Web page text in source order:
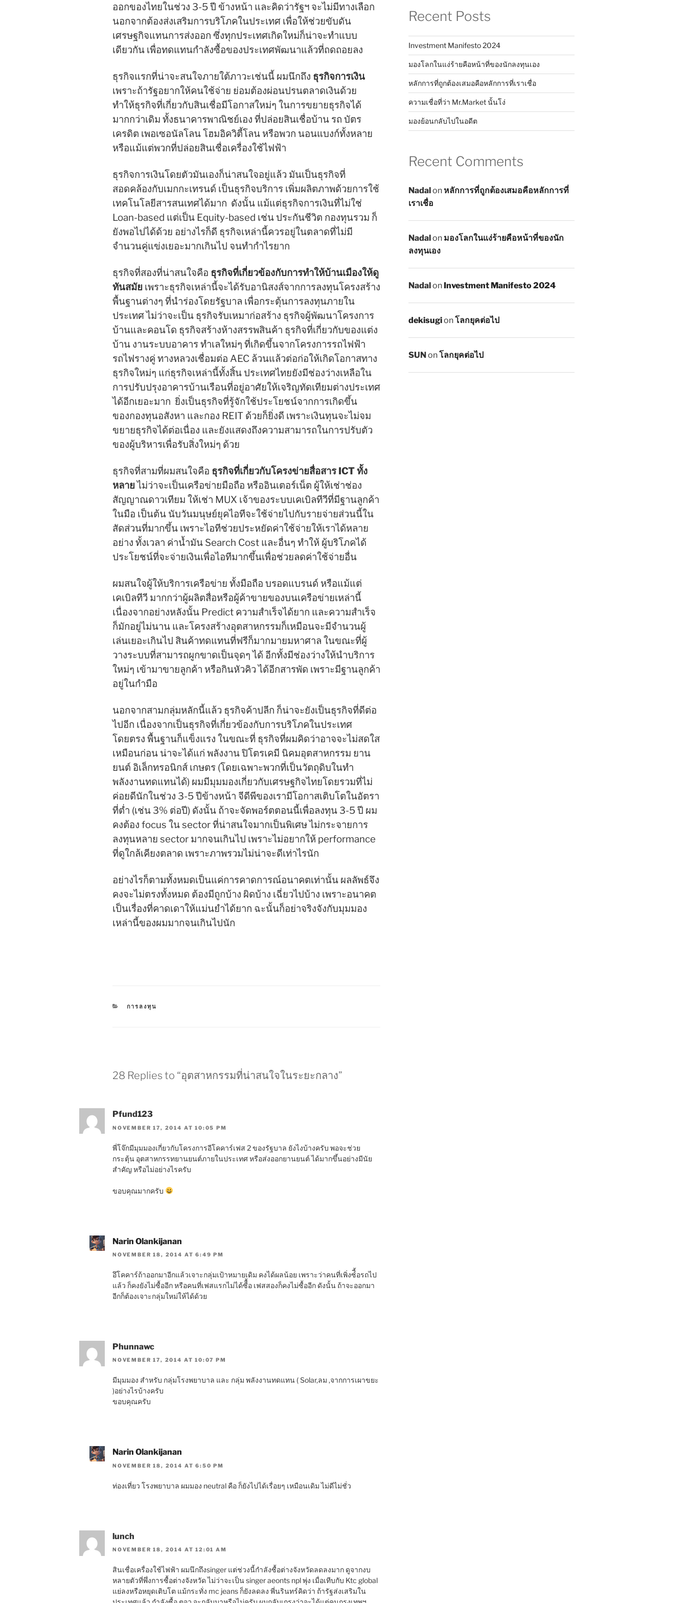
ออกของไทยในช่วง 3-5 ปี ข้างหน้า และคิดว่ารัฐฯ จะไม่มีทางเลือก
นอกจากต้องส่งเสริมการบริโภคในประเทศ เพื่อให้ช่วยขับดัน
เศรษฐกิจแทนการส่งออก ซึ่งทุกประเทศเกิดใหม่ก็น่าจะทำแบบ
เดียวกัน เพื่อทดแทนกำลังซื้อของประเทศพัฒนาแล้วที่ถดถอยลง
ธุรกิจแรกที่น่าจะสนใจภายใต้ภาวะเช่นนี้ ผมนึกถึง ธุรกิจการเงิน
เพราะถ้ารัฐอยากให้คนใช้จ่าย ย่อมต้องผ่อนปรนตลาดเงินด้วย
ทำให้ธุรกิจที่เกี่ยวกับสินเชื่อมีโอกาสใหม่ๆ ในการขยายธุรกิจได้
มากกว่าเดิม ทั้งธนาคารพาณิชย์เอง ที่ปล่อยสินเชื่อบ้าน รถ บัตร
เครดิต เพอเซอนัลโลน โฮมอิควิตี้โลน หรือพวก นอนแบงก์ทั้งหลาย
หรือแม้แต่พวกที่ปล่อยสินเชื่อเครื่องใช้ไฟฟ้า
ธุรกิจการเงินโดยตัวมันเองก็น่าสนใจอยู่แล้ว มันเป็นธุรกิจที่
สอดคล้องกับเมกกะเทรนด์ เป็นธุรกิจบริการ เพิ่มผลิตภาพด้วยการใช้
เทคโนโลยีสารสนเทศได้มาก ดังนั้น แม้แต่ธุรกิจการเงินที่ไม่ใช่
Loan-based แต่เป็น Equity-based เช่น ประกันชีวิต กองทุนรวม ก็
ยังพอไปได้ด้วย อย่างไรก็ดี ธุรกิจเหล่านี้ควรอยู่ในตลาดที่ไม่มี
จำนวนคู่แข่งเยอะมากเกินไป จนทำกำไรยาก
ธุรกิจที่สองที่น่าสนใจคือ ธุรกิจที่เกี่ยวข้องกับการทำให้บ้านเมืองให้ดู
ทันสมัย เพราะธุรกิจเหล่านี้จะได้รับอานิสงส์จากการลงทุนโครงสร้าง
พื้นฐานต่างๆ ที่นำร่องโดยรัฐบาล เพื่อกระตุ้นการลงทุนภายใน
ประเทศ ไม่ว่าจะเป็น ธุรกิจรับเหมาก่อสร้าง ธุรกิจผู้พัฒนาโครงการ
บ้านและคอนโด ธุรกิจสร้างห้างสรรพสินค้า ธุรกิจที่เกี่ยวกับของแต่ง
บ้าน งานระบบอาคาร ทำเลใหม่ๆ ที่เกิดขึ้นจากโครงการรถไฟฟ้า
รถไฟรางคู่ ทางหลวงเชื่อมต่อ AEC ล้วนแล้วต่อก่อให้เกิดโอกาสทาง
ธุรกิจใหม่ๆ แก่ธุรกิจเหล่านี้ทั้งสิ้น ประเทศไทยยังมีช่องว่างเหลือใน
การปรับปรุงอาคารบ้านเรือนที่อยู่อาศัยให้เจริญทัดเทียมต่างประเทศ
ได้อีกเยอะมาก ยิ่งเป็นธุรกิจที่รู้จักใช้ประโยชน์จากการเกิดขึ้น
ของกองทุนอสังหา และกอง REIT ด้วยก็ยิ่งดี เพราะเงินทุนจะไม่จม
ขยายธุรกิจได้ต่อเนื่อง และยังแสดงถึงความสามารถในการปรับตัว
ของผู้บริหารเพื่อรับสิ่งใหม่ๆ ด้วย
ธุรกิจที่สามที่ผมสนใจคือ ธุรกิจที่เกี่ยวกับโครงข่ายสื่อสาร ICT ทั้ง
หลายไม่ว่าจะเป็นเครือข่ายมือถือ หรืออินเตอร์เน็ต ผู้ให้เช่าช่อง
สัญญาณดาวเทียม ให้เช่า MUX เจ้าของระบบเคเบิลทีวีที่มีฐานลูกค้า
ในมือ เป็นต้น นับวันมนุษย์ยุคไอทีจะใช้จ่ายไปกับรายจ่ายส่วนนี้ใน
สัดส่วนที่มากขึ้น เพราะไอทีช่วยประหยัดค่าใช้จ่ายให้เราได้หลาย
อย่าง ทั้งเวลา ค่าน้ำมัน Search Cost และอื่นๆ ทำให้ ผู้บริโภคได้
ประโยชน์ที่จะจ่ายเงินเพื่อไอทีมากขึ้นเพื่อช่วยลดค่าใช้จ่ายอื่น
ผมสนใจผู้ให้บริการเครือข่าย ทั้งมือถือ บรอดแบรนด์ หรือแม้แต่
เคเบิลทีวี มากกว่าผู้ผลิตสื่อหรือผู้ค้าขายของบนเครือข่ายเหล่านี้
เนื่องจากอย่างหลังนั้น Predict ความสำเร็จได้ยาก และความสำเร็จ
ก็มักอยู่ไม่นาน และโครงสร้างอุตสาหกรรมก็เหมือนจะมีจำนวนผู้
เล่นเยอะเกินไป สินค้าทดแทนที่ฟรีก็มากมายมหาศาล ในขณะที่ผู้
วางระบบที่สามารถผูกขาดเป็นจุดๆ ได้ อีกทั้งมีช่องว่างให้นำบริการ
ใหม่ๆ เข้ามาขายลูกค้า หรือกินหัวคิว ได้อีกสารพัด เพราะมีฐานลูกค้า
อยู่ในกำมือ
นอกจากสามกลุ่มหลักนี้แล้ว ธุรกิจค้าปลีก ก็น่าจะยังเป็นธุรกิจที่ดีต่อ
ไปอีก เนื่องจากเป็นธุรกิจที่เกี่ยวข้องกับการบริโภคในประเทศ
โดยตรง พื้นฐานก็แข็งแรง ในขณะที่ ธุรกิจที่ผมคิดว่าอาจจะไม่สดใส
เหมือนก่อน น่าจะได้แก่ พลังงาน ปิโตรเคมี นิคมอุตสาหกรรม ยาน
ยนต์ อิเล็กทรอนิกส์ เกษตร (โดยเฉพาะพวกที่เป็นวัตถุดิบในทำ
พลังงานทดแทนได้)​ ผมมีมุมมองเกี่ยวกับเศรษฐกิจไทยโดยรวมที่ไม่
ค่อยดีนักในช่วง 3-5 ปีข้างหน้า จีดีพีของเรามีโอกาสเติบโตในอัตรา
ที่ต่ำ (เช่น 3% ต่อปี) ดังนั้น ถ้าจะจัดพอร์ตตอนนี้เพื่อลงทุน 3-5 ปี ผม
คงต้อง focus ใน sector ที่น่าสนใจมากเป็นพิเศษ ไม่กระจายการ
ลงทุนหลาย sector มากจนเกินไป เพราะไม่อยากให้ performance
ที่ดูใกล้เคียงตลาด เพราะภาพรวมไม่น่าจะดีเท่าไรนัก
อย่างไรก็ตามทั้งหมดเป็นแค่การคาดการณ์อนาคตเท่านั้น ผลลัพธ์จึง
คงจะไม่ตรงทั้งหมด ต้องมีถูกบ้าง ผิดบ้าง เฉี่ยวไปบ้าง เพราะอนาคต
เป็นเรื่องที่คาดเดาให้แม่นยำได้ยาก ฉะนั้นก็อย่าจริงจังกับมุมมอง
เหล่านี้ของผมมากจนเกินไปนัก
CATEGORIES
การลงทุน
28 Replies to “อุตสาหกรรมที่น่าสนใจในระยะกลาง”
Pfund123
NOVEMBER 17, 2014 AT 10:05 PM
พี่โจ๊กมีมุมมองเกี่ยวกับโครงการอีโคคาร์เฟส 2 ของรัฐบาล ยังไงบ้างครับ พอจะช่วย
กระตุ้น อุตสาหกรรทยานยนต์ภายในประเทศ หรือส่งออกยานยนต์ ได้มากขึ้นอย่างมีนัย
สำคัญ หรือไม่อย่างไรครับ
ขอบคุณมากครับ
Narin Olankijanan
NOVEMBER 18, 2014 AT 6:49 PM
อึโคคาร์ถ้าออกมาอีกแล้วเจาะกลุ่มเป้าหมายเดิม คงได้ผลน้อย เพราะว่าคนที่เพิ่งซ์ื้อรถไป
แล้ว ก็คงยังไม่ซื้ออีก หรือคนที่เฟสแรกไม่ได้ซืื้อ เฟสสองก็คงไม่ซื้ออีก ดังนั้น ถ้าจะออกมา
อีกก็ต้องเจาะกลุ่มใหม่ให้ได้ด้วย
Phunnawc
NOVEMBER 17, 2014 AT 10:07 PM
มีมุมมอง สำหรับ กลุ่มโรงพยาบาล และ กลุ่ม พลังงานทดแทน ( Solar,ลม ,จากการเผาขยะ
)อย่างไรบ้างครับ
ขอบคุณครับ
Narin Olankijanan
NOVEMBER 18, 2014 AT 6:50 PM
ท่องเที่ยว โรงพยาบาล ผมมอง neutral คือ ก็ยังไปได้เรื่อยๆ เหมือนเดิม ไม่ดีไม่ชั่ว
lunch
NOVEMBER 18, 2014 AT 12:01 AM
สินเชื่อเครื่องใช้ไฟฟ้า ผมนึกถึงsinger แต่ช่วงนี้กำลังซื้อต่างจังหวัดลดลงมาก ดูจากงบ
หลายตัวที่พึ่งการซื้อต่างจังหวัด ไม่ว่าจะเป็น singer aeonts npl พุ่ง เมื่อเทีบกับ Ktc global
แย่ลงหรือหยุดเติบโต แม้กระทั่ง mc jeans ก็ยังลดลง พี่นรินทร์คิดว่า ถ้ารัฐส่งเสริมใน
Recent Posts
Investment Manifesto 2024
มองโลกในแง่ร้ายคือหน้าที่ของนักลงทุนเอง
หลักการที่ถูกต้องเสมอคือหลักการที่เราเชื่อ
ความเชื่อที่ว่า Mr.Market นั้นโง่
มองย้อนกลับไปในอดีต
Recent Comments
Nadal on หลักการที่ถูกต้องเสมอคือหลักการที่
เราเชื่อ
Nadal on มองโลกในแง่ร้ายคือหน้าที่ของนัก
ลงทุนเอง
Nadal on Investment Manifesto 2024
dekisugionโลกยุคต่อไป
SUN onโลกยุคต่อไป